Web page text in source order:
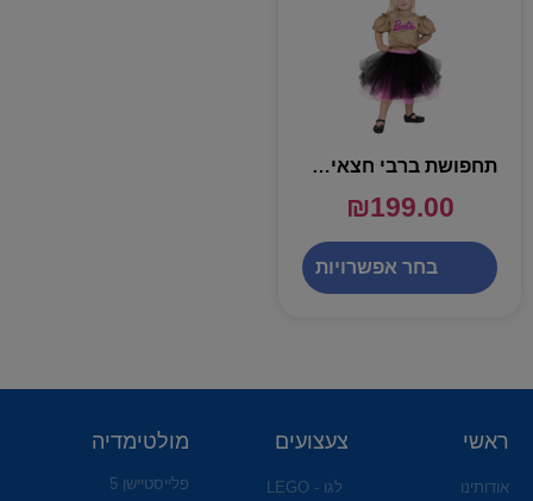
תחפושת ברבי חצאית טוטו ורוד זהב – שושי זוהר
₪199.00
בחר אפשרויות
ראשי
אודותינו
צעצועים
לגו - LEGO
מולטימדיה
פלייסטיישן 5